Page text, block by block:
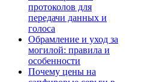
протоколов для
передачи данных и
голоса
Обрамление и уход за
могилой: правила и
особенности
Почему цены на